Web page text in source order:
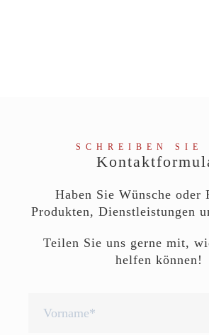
SCHREIBEN SIE
Haben Sie Wünsche oder
Produkten, Dienstleistungen
Teilen Sie uns gerne mit,
helfen können!